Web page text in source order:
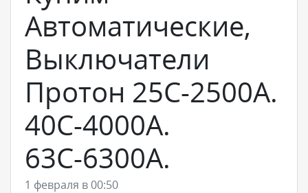
Автоматические,
Выключатели
Протон 25С-2500А.
40С-4000А.
63С-6300А.
1 февраля в 00:50